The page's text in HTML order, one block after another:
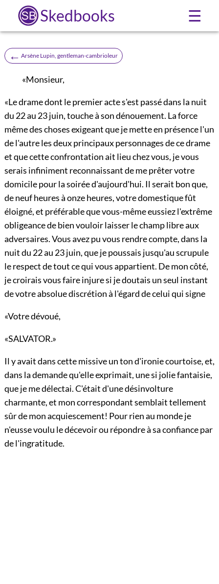
Skedbooks ☰
← Arsène Lupin, gentleman-cambrioleur
«Monsieur,
«Le drame dont le premier acte s'est passé dans la nuit
du 22 au 23 juin, touche à son dénouement. La force
même des choses exigeant que je mette en présence l'un
de l'autre les deux principaux personnages de ce drame
et que cette confrontation ait lieu chez vous, je vous
serais infiniment reconnaissant de me prêter votre
domicile pour la soirée d'aujourd'hui. Il serait bon que,
de neuf heures à onze heures, votre domestique fût
éloigné, et préférable que vous-même eussiez l'extrême
obligeance de bien vouloir laisser le champ libre aux
adversaires. Vous avez pu vous rendre compte, dans la
nuit du 22 au 23 juin, que je poussais jusqu'au scrupule
le respect de tout ce qui vous appartient. De mon côté,
je croirais vous faire injure si je doutais un seul instant
de votre absolue discrétion à l'égard de celui qui signe
«Votre dévoué,
«SALVATOR.»
Il y avait dans cette missive un ton d'ironie courtoise, et,
dans la demande qu'elle exprimait, une si jolie fantaisie,
que je me délectai. C'était d'une désinvolture
charmante, et mon correspondant semblait tellement
sûr de mon acquiescement! Pour rien au monde je
n'eusse voulu le décevoir ou répondre à sa confiance par
de l'ingratitude.